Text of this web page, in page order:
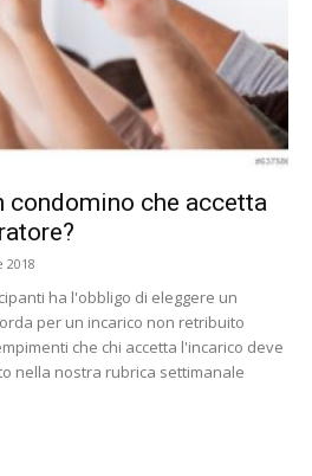
condomino che accetta
2018
ha l'obbligo di eleggere un
per un incarico non retribuito
che chi accetta l'incarico deve
nella nostra rubrica settimanale